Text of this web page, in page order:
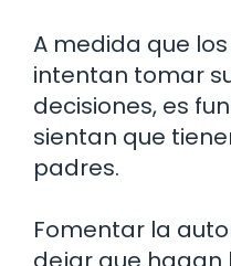
A medida que
intentan tomar
decisiones, es
sientan que
padres.
Fomentar la